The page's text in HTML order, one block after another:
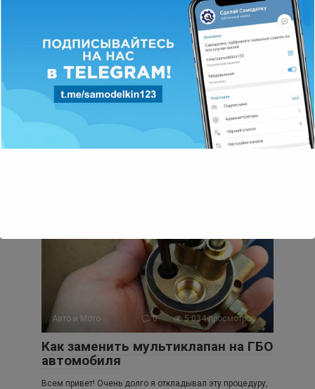
10 372 просмотров
Авто и Мото 0 5 034 просмотров
Как заменить мультиклапан на ГБО
автомобиля
Всем привет! Очень долго я откладывал эту процедуру,